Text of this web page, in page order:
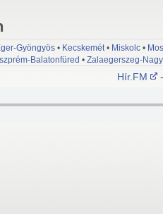
Gyöngyös • Kecskemét• Miskolc •
Balatonfüred • Zalaegerszeg-
Hír.FM -